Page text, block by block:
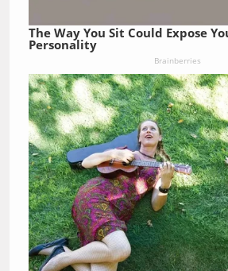
The Way You Sit Could Expose
Personality
Brainberries